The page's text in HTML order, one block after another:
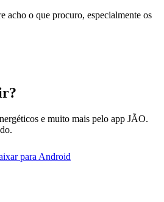
acho o que procuro, especialmente os
e muito mais pelo app JÃO.
para Android